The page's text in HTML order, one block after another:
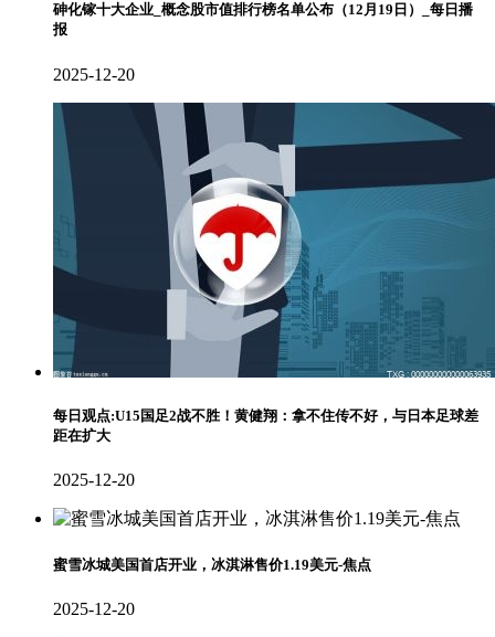
砷化镓十大企业_概念股市值排行榜名单公布（12月19日）_每日播
报
2025-12-20
每日观点:U15国足2战不胜！黄健翔：拿不住传不好，与日本足球差
距在扩大
2025-12-20
蜜雪冰城美国首店开业，冰淇淋售价1.19美元-焦点
2025-12-20